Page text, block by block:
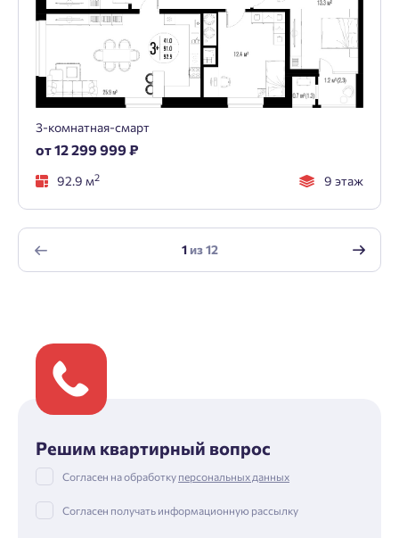
3-комнатная-смарт
от 12 299 999 ₽
92.9 м2 9 этаж
1из12
Решим квартирный вопрос
Согласен на обработку персональных данных
Согласен получать информационную рассылку